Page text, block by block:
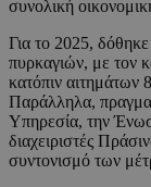
συνολική
Για το 2025,
πυρκαγιών, με τον
κατόπιν
Παράλληλα,
Υπηρεσία, την
διαχειριστές
συντονισμό των